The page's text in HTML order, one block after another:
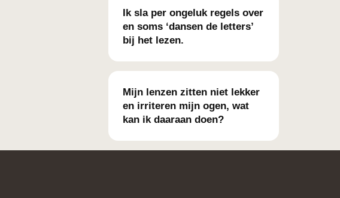
Ik sla per ongeluk regels over
en soms ‘dansen de letters’
bij het lezen.
Mijn lenzen zitten niet lekker
en irriteren mijn ogen, wat
kan ik daaraan doen?